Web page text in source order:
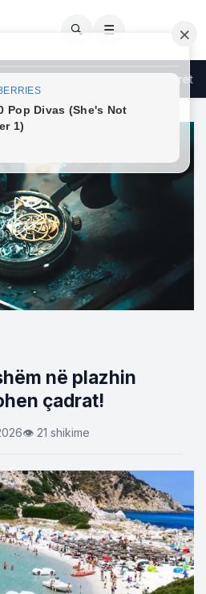
🔍 ☰
është arsyeja Qytetarët
në plazhin
çadrat!
👁 21 shikime